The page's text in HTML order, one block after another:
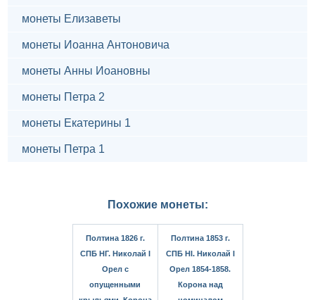
монеты Елизаветы
монеты Иоанна Антоновича
монеты Анны Иоановны
монеты Петра 2
монеты Екатерины 1
монеты Петра 1
Похожие монеты:
Полтина 1826 г.
СПБ НГ. Николай I
Орел с
опущенными
Полтина 1853 г.
СПБ HI. Николай I
Орел 1854-1858.
Корона над